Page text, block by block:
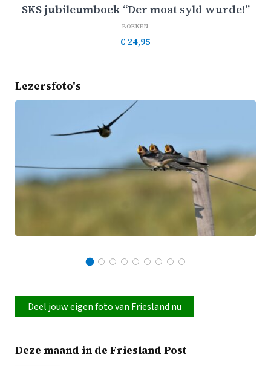
SKS jubileumboek “Der moat syld wurde!”
BOEKEN
€ 24,95
Lezersfoto's
Deel jouw eigen foto van Friesland nu
Deze maand in de Friesland Post